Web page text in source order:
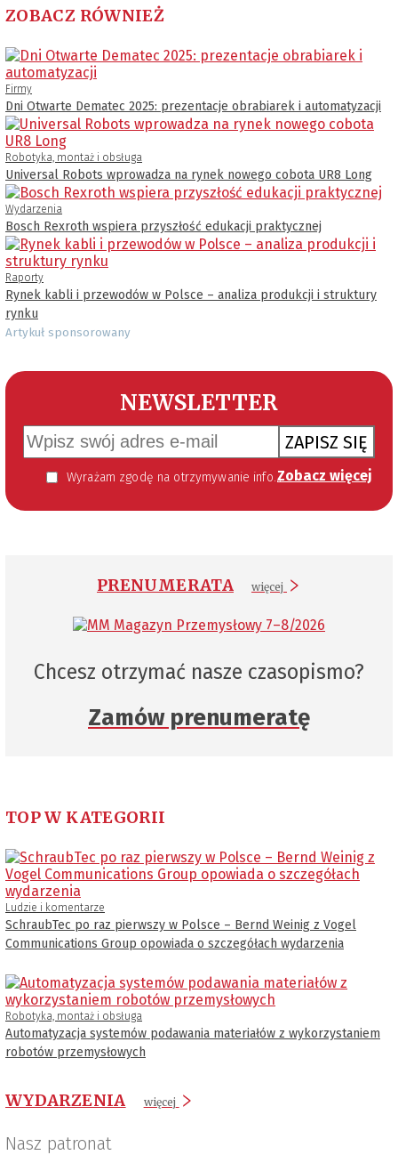
ZOBACZ RÓWNIEŻ
Firmy
Dni Otwarte Dematec 2025: prezentacje obrabiarek i automatyzacji
Robotyka, montaż i obsługa
Universal Robots wprowadza na rynek nowego cobota UR8 Long
Wydarzenia
Bosch Rexroth wspiera przyszłość edukacji praktycznej
Raporty
Rynek kabli i przewodów w Polsce – analiza produkcji i struktury
rynku
Artykuł sponsorowany
NEWSLETTER
ZAPISZ SIĘ
Wyrażam zgodę na otrzymywanie informacji handlowej kierowanej do mnie za pomocą środków komunikacji elektronicznej w szczególności poczty elektronicznej zgodnie z przepisem art. 10 ust 2 ustawy z dnia 18 lipca 2002 roku o świadczeniu usług drogą elektroniczną (Dz. U. 144 z 2002 r. poz. 1204). Zgoda jest dobrowolna, jednak jej wyrażenie jest konieczne, aby otrzymywać newsletter. Zobacz więcej
PRENUMERATA więcej
Chcesz otrzymać nasze czasopismo?
Zamów prenumeratę
TOP W KATEGORII
Ludzie i komentarze
SchraubTec po raz pierwszy w Polsce – Bernd Weinig z Vogel
Communications Group opowiada o szczegółach wydarzenia
Robotyka, montaż i obsługa
Automatyzacja systemów podawania materiałów z wykorzystaniem
robotów przemysłowych
WYDARZENIA więcej
Nasz patronat